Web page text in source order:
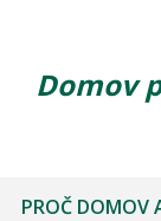
Domov
PROČ DOMOV